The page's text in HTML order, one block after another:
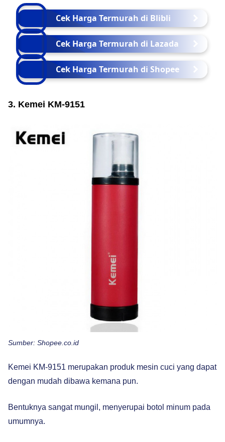
Cek Harga Termurah di Blibli
Cek Harga Termurah di Lazada
Cek Harga Termurah di Shopee
3. Kemei KM-9151
Sumber: Shopee.co.id
Kemei KM-9151 merupakan produk mesin cuci yang dapat
dengan mudah dibawa kemana pun.
Bentuknya sangat mungil, menyerupai botol minum pada
umumnya.